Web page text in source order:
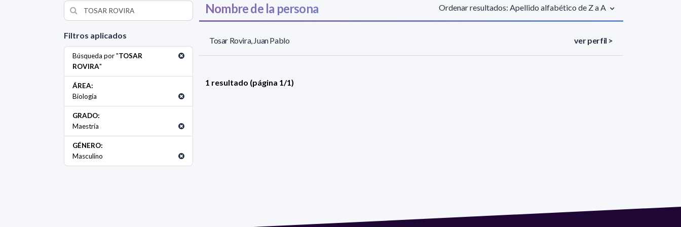
Filtros aplicados
Búsqueda por "TOSAR
ROVIRA"
ÁREA:
Biología
GRADO:
Maestría
GÉNERO:
Masculino
Nombre de la persona Ordenar resultados: Apellido alfabético de Z a A
Tosar Rovira, Juan Pablo ver perfil >
1 resultado (página 1/1)